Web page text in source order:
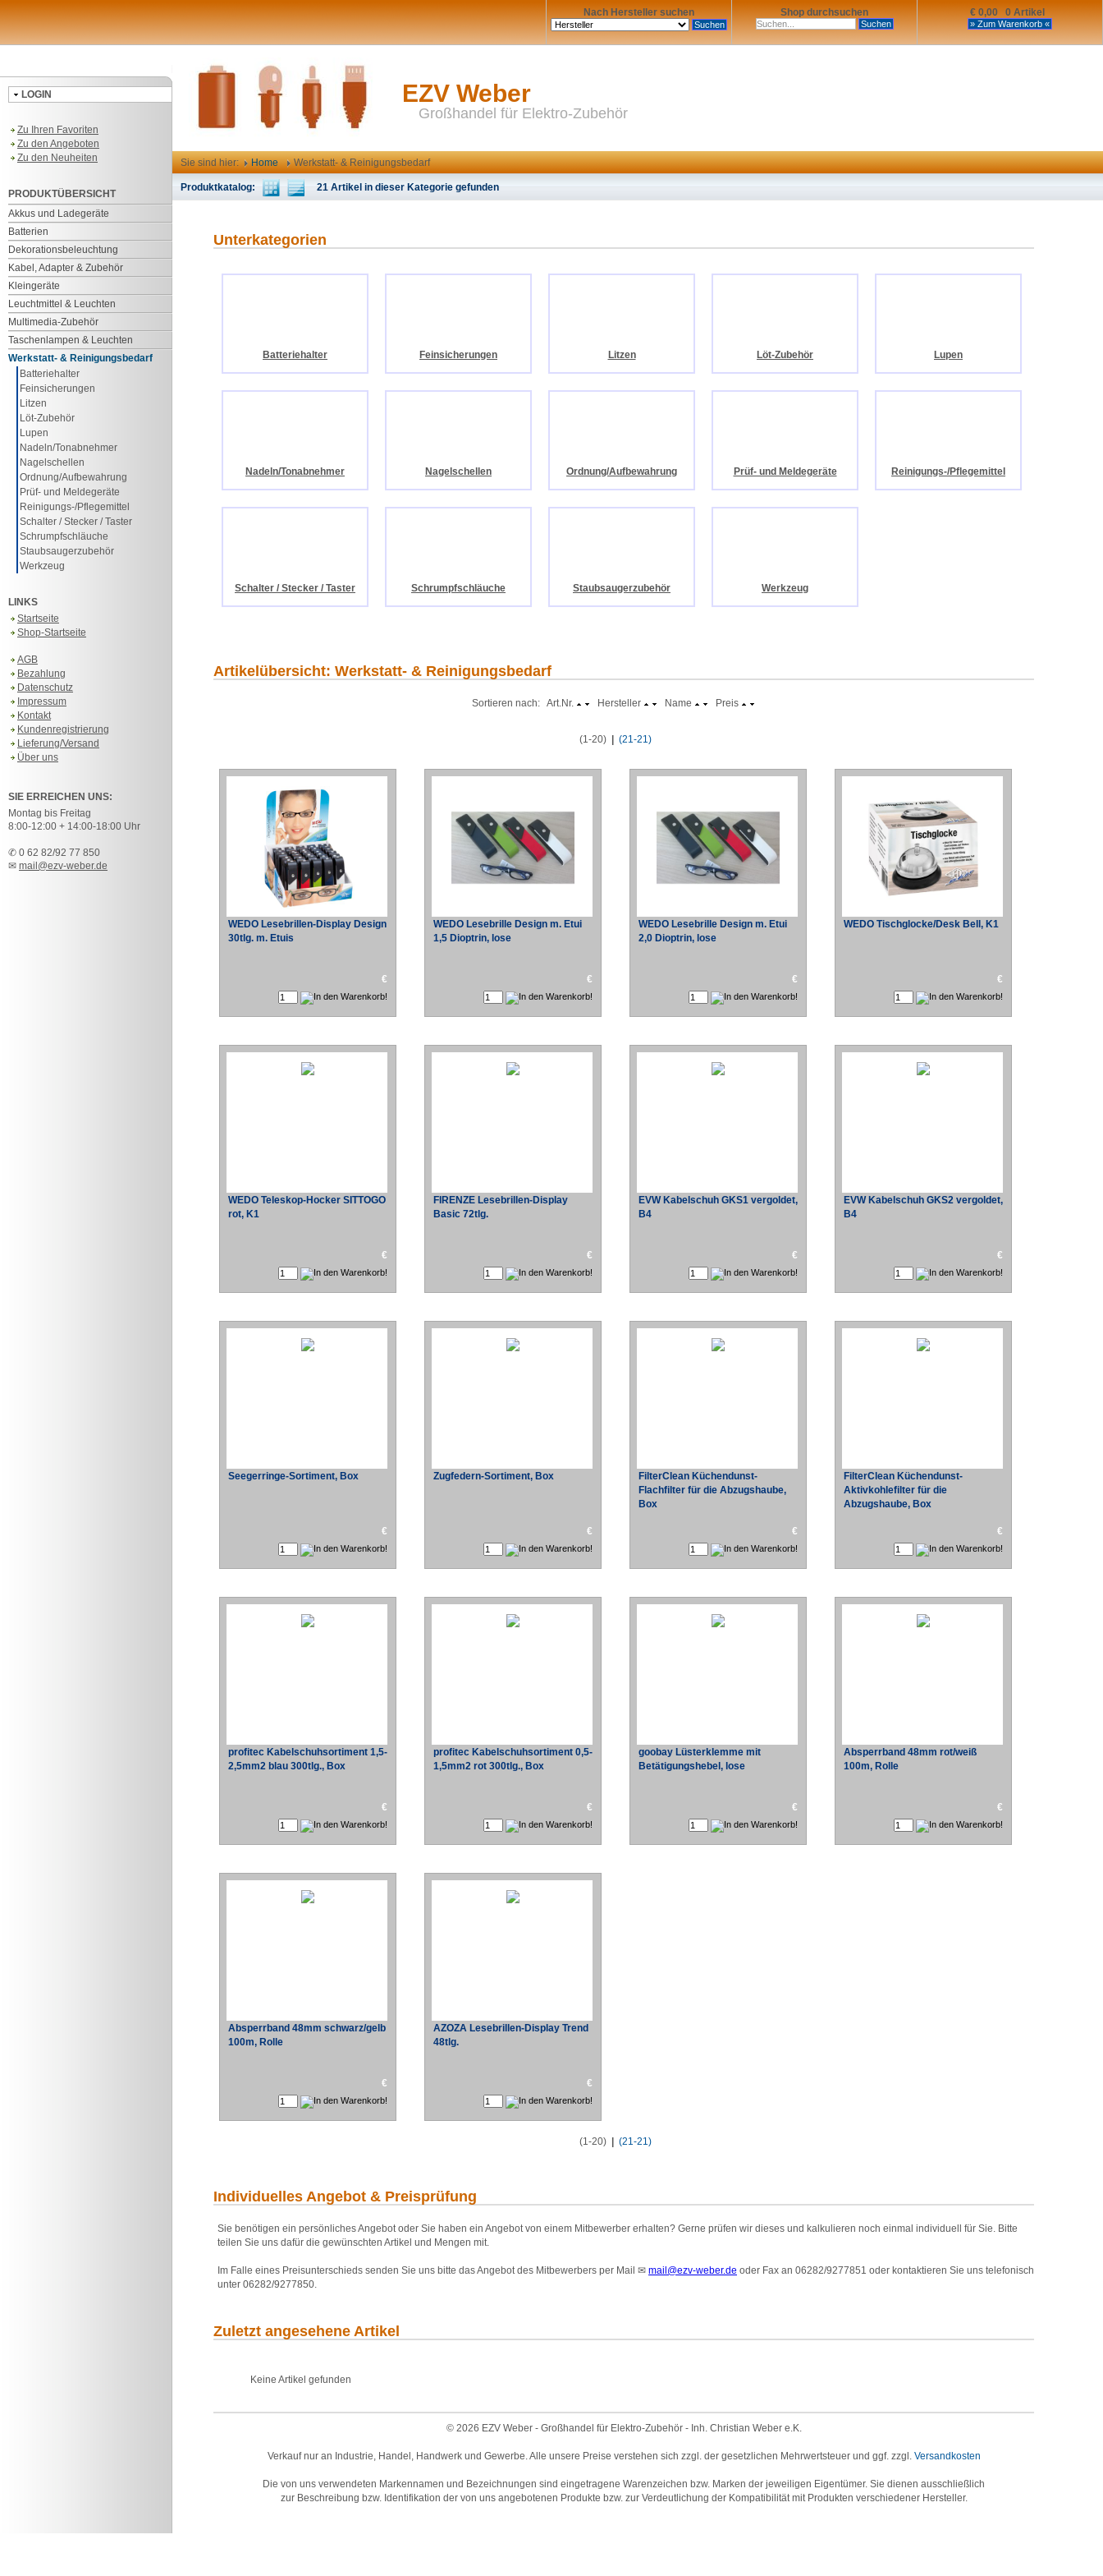
€ 0,00 0 Artikel
Shop durchsuchen
Nach Hersteller suchen
LOGIN
Zu Ihren Favoriten
Zu den Angeboten
Zu den Neuheiten
PRODUKTÜBERSICHT
Akkus und Ladegeräte
Batterien
Dekorationsbeleuchtung
Kabel, Adapter & Zubehör
Kleingeräte
Leuchtmittel & Leuchten
Multimedia-Zubehör
Taschenlampen & Leuchten
Werkstatt- & Reinigungsbedarf
Batteriehalter
Feinsicherungen
Litzen
Löt-Zubehör
Lupen
Nadeln/Tonabnehmer
Nagelschellen
Ordnung/Aufbewahrung
Prüf- und Meldegeräte
Reinigungs-/Pflegemittel
Schalter / Stecker / Taster
Schrumpfschläuche
Staubsaugerzubehör
Werkzeug
LINKS
Startseite
Shop-Startseite
AGB
Bezahlung
Datenschutz
Impressum
Kontakt
Kundenregistrierung
Lieferung/Versand
Über uns
SIE ERREICHEN UNS:
Montag bis Freitag
8:00-12:00 + 14:00-18:00 Uhr
✆ 0 62 82/92 77 850
✉ mail@ezv-weber.de
EZV Weber
Großhandel für Elektro-Zubehör
Sie sind hier: Home Werkstatt- & Reinigungsbedarf
Produktkatalog: 21 Artikel in dieser Kategorie gefunden
Unterkategorien
Batteriehalter Feinsicherungen Litzen Löt-Zubehör Lupen
Nadeln/Tonabnehmer Nagelschellen Ordnung/Aufbewahrung Prüf- und Meldegeräte Reinigungs-/Pflegemittel
Schalter / Stecker / Taster Schrumpfschläuche Staubsaugerzubehör Werkzeug
Artikelübersicht: Werkstatt- & Reinigungsbedarf
Sortieren nach: Art.Nr. Hersteller Name Preis
(1-20) (21-21)
WEDO Lesebrillen-Display Design
30tlg. m. Etuis
€
WEDO Lesebrille Design m. Etui
1,5 Dioptrin, lose
€
WEDO Lesebrille Design m. Etui
2,0 Dioptrin, lose
€
WEDO Tischglocke/Desk Bell, K1
€
WEDO Teleskop-Hocker SITTOGO
rot, K1
€
FIRENZE Lesebrillen-Display
Basic 72tlg.
€
EVW Kabelschuh GKS1 vergoldet,
B4
€
EVW Kabelschuh GKS2 vergoldet,
B4
€
Seegerringe-Sortiment, Box
€
Zugfedern-Sortiment, Box
€
FilterClean Küchendunst-
Flachfilter für die Abzugshaube,
Box
€
FilterClean Küchendunst-
Aktivkohlefilter für die
Abzugshaube, Box
€
profitec Kabelschuhsortiment 1,5-
2,5mm2 blau 300tlg., Box
€
profitec Kabelschuhsortiment 0,5-
1,5mm2 rot 300tlg., Box
€
goobay Lüsterklemme mit
Betätigungshebel, lose
€
Absperrband 48mm rot/weiß
100m, Rolle
€
Absperrband 48mm schwarz/gelb
100m, Rolle
€
AZOZA Lesebrillen-Display Trend
48tlg.
€
(1-20) (21-21)
Individuelles Angebot & Preisprüfung
Sie benötigen ein persönliches Angebot oder Sie haben ein Angebot von einem Mitbewerber erhalten? Gerne prüfen wir dieses und kalkulieren noch einmal individuell für Sie. Bitte
teilen Sie uns dafür die gewünschten Artikel und Mengen mit.
Im Falle eines Preisunterschieds senden Sie uns bitte das Angebot des Mitbewerbers per Mail ✉ mail@ezv-weber.de oder Fax an 06282/9277851 oder kontaktieren Sie uns telefonisch
unter 06282/9277850.
Zuletzt angesehene Artikel
Keine Artikel gefunden
© 2026 EZV Weber - Großhandel für Elektro-Zubehör - Inh. Christian Weber e.K.
Verkauf nur an Industrie, Handel, Handwerk und Gewerbe. Alle unsere Preise verstehen sich zzgl. der gesetzlichen Mehrwertsteuer und ggf. zzgl. Versandkosten
Die von uns verwendeten Markennamen und Bezeichnungen sind eingetragene Warenzeichen bzw. Marken der jeweiligen Eigentümer. Sie dienen ausschließlich
zur Beschreibung bzw. Identifikation der von uns angebotenen Produkte bzw. zur Verdeutlichung der Kompatibilität mit Produkten verschiedener Hersteller.